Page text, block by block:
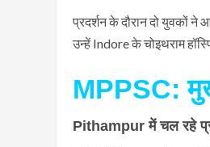
प्रदर्शन के दौरान दो युवकों
उन्हें Indore के चोइथराम
MPPSC:
Pithampur में चल रहे